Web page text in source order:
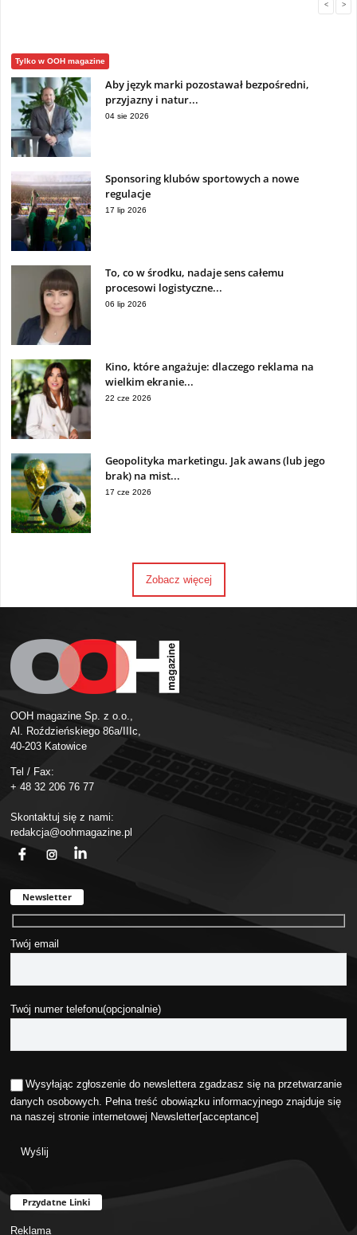
< >
Tylko w OOH magazine
Aby język marki pozostawał bezpośredni,
przyjazny i natur...
04 sie 2026
Sponsoring klubów sportowych a nowe
regulacje
17 lip 2026
To, co w środku, nadaje sens całemu
procesowi logistyczne...
06 lip 2026
Kino, które angażuje: dlaczego reklama na
wielkim ekranie...
22 cze 2026
Geopolityka marketingu. Jak awans (lub jego
brak) na mist...
17 cze 2026
Zobacz więcej
OOH magazine Sp. z o.o.,
Al. Roździeńskiego 86a/IIIc,
40-203 Katowice
Tel / Fax:
+ 48 32 206 76 77
Skontaktuj się z nami:
redakcja@oohmagazine.pl
Newsletter
Twój email
Twój numer telefonu(opcjonalnie)
Wysyłając zgłoszenie do newslettera zgadzasz się na przetwarzanie
danych osobowych. Pełna treść obowiązku informacyjnego znajduje się
na naszej stronie internetowej Newsletter[acceptance]
Przydatne Linki
Reklama